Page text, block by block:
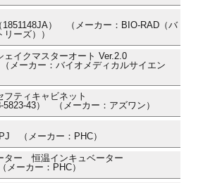
1851148JA） （メーカー：BIO-RAD（バ
ーズ））
ェイクマスターオート Ver.2.0
メーカー：バイオメディカルサイエン
ティキャビネット
5823-43） （メーカー：アズワン）
（メーカー：PHC）
ター 恒温インキュベーター
ーカー：PHC）